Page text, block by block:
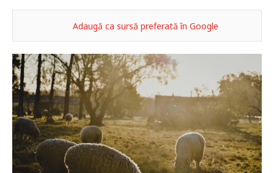
Adaugă ca sursă preferată în Google